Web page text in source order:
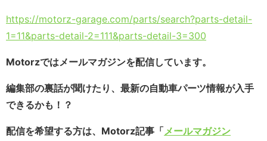
https://motorz-garage.com/parts/search?parts-detail-
1=11&parts-detail-2=111&parts-detail-3=300
Motorzではメールマガジンを配信しています。
編集部の裏話が聞けたり、最新の自動車パーツ情報が入手
できるかも！？
配信を希望する方は、Motorz記事「メールマガジン